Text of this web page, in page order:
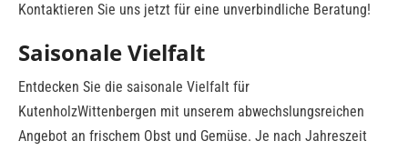
Kontaktieren Sie uns jetzt für eine unverbindliche Beratung!
Saisonale Vielfalt
Entdecken Sie die saisonale Vielfalt für
KutenholzWittenbergen mit unserem abwechslungsreichen
Angebot an frischem Obst und Gemüse. Je nach Jahreszeit